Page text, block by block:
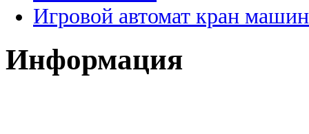
Игровой автомат кран
Информация